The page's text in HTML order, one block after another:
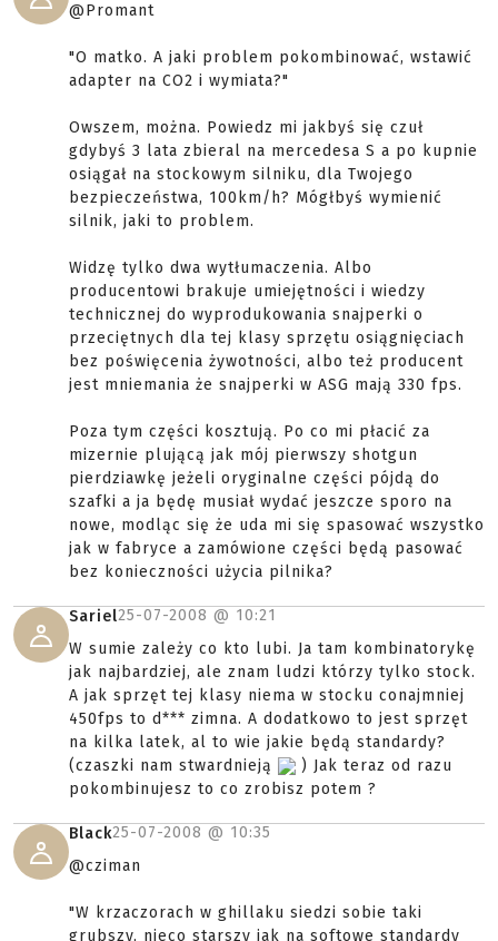
@Promant
"O matko. A jaki problem pokombinować, wstawić
adapter na CO2 i wymiata?"
Owszem, można. Powiedz mi jakbyś się czuł
gdybyś 3 lata zbieral na mercedesa S a po kupnie
osiągał na stockowym silniku, dla Twojego
bezpieczeństwa, 100km/h? Mógłbyś wymienić
silnik, jaki to problem.
Widzę tylko dwa wytłumaczenia. Albo
producentowi brakuje umiejętności i wiedzy
technicznej do wyprodukowania snajperki o
przeciętnych dla tej klasy sprzętu osiągnięciach
bez poświęcenia żywotności, albo też producent
jest mniemania że snajperki w ASG mają 330 fps.
Poza tym części kosztują. Po co mi płacić za
mizernie plującą jak mój pierwszy shotgun
pierdziawkę jeżeli oryginalne części pójdą do
szafki a ja będę musiał wydać jeszcze sporo na
nowe, modląc się że uda mi się spasować wszystko
jak w fabryce a zamówione części będą pasować
bez konieczności użycia pilnika?
Sariel25-07-2008 @ 10:21
W sumie zależy co kto lubi. Ja tam kombinatorykę
jak najbardziej, ale znam ludzi którzy tylko stock.
A jak sprzęt tej klasy niema w stocku conajmniej
450fps to d*** zimna. A dodatkowo to jest sprzęt
na kilka latek, al to wie jakie będą standardy?
(czaszki nam stwardnieją
) Jak teraz od razu
pokombinujesz to co zrobisz potem ?
Black25-07-2008 @ 10:35
@cziman
"W krzaczorach w ghillaku siedzi sobie taki
grubszy, nieco starszy jak na softowe standardy